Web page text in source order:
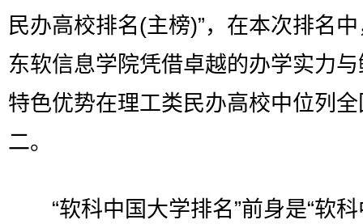
民办高校排名(主榜)”，在本次排名
东软信息学院凭借卓越的办学实力
特色优势在理工类民办高校中位列
二。
“软科中国大学排名”前身是“软科